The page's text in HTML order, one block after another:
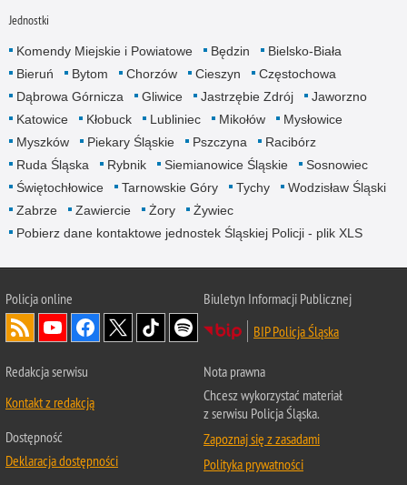
Jednostki
Komendy Miejskie i Powiatowe Będzin
Bielsko-Biała
Bieruń
Bytom Chorzów Cieszyn
Częstochowa
Dąbrowa Górnicza
Gliwice Jastrzębie Zdrój
Jaworzno
Katowice
Kłobuck Lubliniec Mikołów
Mysłowice
Myszków
Piekary Śląskie Pszczyna
Racibórz
Ruda Śląska
Rybnik Siemianowice Śląskie
Sosnowiec
Świętochłowice
Tarnowskie Góry Tychy
Wodzisław Śląski
Zabrze
Zawiercie Żory
Żywiec
Pobierz dane kontaktowe jednostek Śląskiej Policji - plik XLS
Policja online
Biuletyn Informacji Publicznej
BIP Policja Śląska
Redakcja serwisu
Kontakt z redakcją
Dostępność
Deklaracja dostępności
Nota prawna
Chcesz wykorzystać materiał
z serwisu Policja Śląska.
Zapoznaj się z zasadami
Polityka prywatności